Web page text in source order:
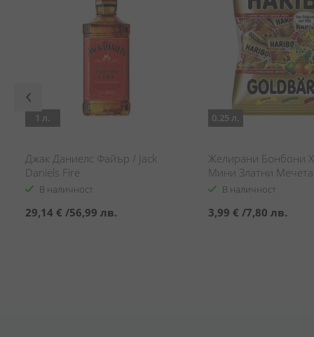
1 л.
Джак Даниелс Файър / Jack
Daniels Fire
В наличност
29,14 € /56,99 лв.
0.25 л.
Желирани Бонбони
Мини Златни
Jelly Candies Mini Bears
В наличност
3,99 € /7,80 лв.